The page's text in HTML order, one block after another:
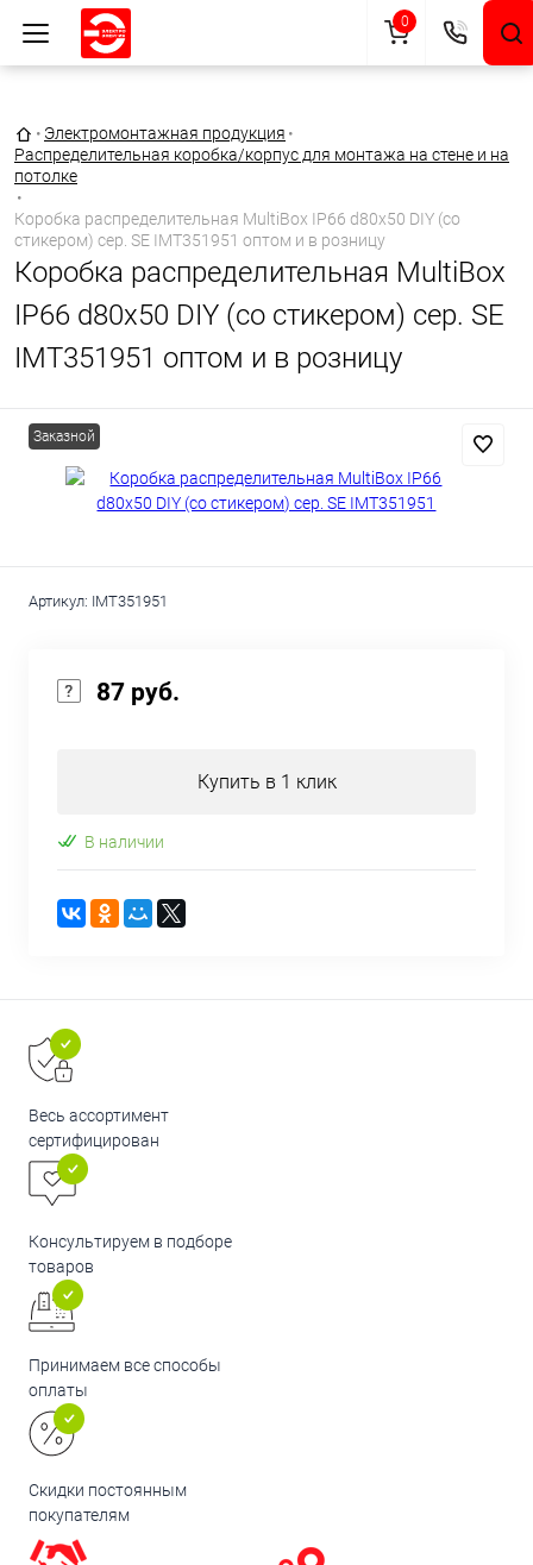
Главная страница
• Электромонтажная продукция •
Распределительная коробка/корпус для монтажа на стене и на
потолке
•
Коробка распределительная MultiBox IP66 d80х50 DIY (со
стикером) сер. SE IMT351951 оптом и в розницу
Коробка распределительная MultiBox
IP66 d80х50 DIY (со стикером) сер. SE
IMT351951 оптом и в розницу
Заказной
Артикул: IMT351951
87 руб.
Купить в 1 клик
В наличии
Весь ассортимент
сертифицирован
Консультируем в подборе
товаров
Принимаем все способы
оплаты
Скидки постоянным
покупателям
0